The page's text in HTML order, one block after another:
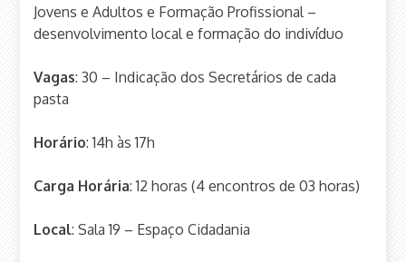
Jovens e Adultos e Formação Profissional –
desenvolvimento local e formação do indivíduo
Vagas: 30 – Indicação dos Secretários de cada
pasta
Horário: 14h às 17h
Carga Horária: 12 horas (4 encontros de 03 horas)
Local: Sala 19 – Espaço Cidadania